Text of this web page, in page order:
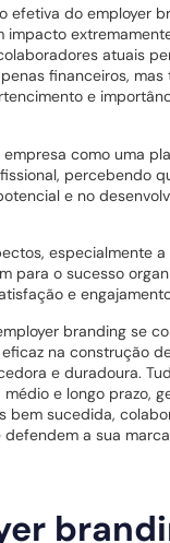
efetiva do employer
impacto
atuais
financeiros, mas
e
empresa como uma
percebendo
e no
especialmente
para o sucesso
e
branding se
na construção
e duradoura.
e longo prazo,
bem sucedida,
a sua